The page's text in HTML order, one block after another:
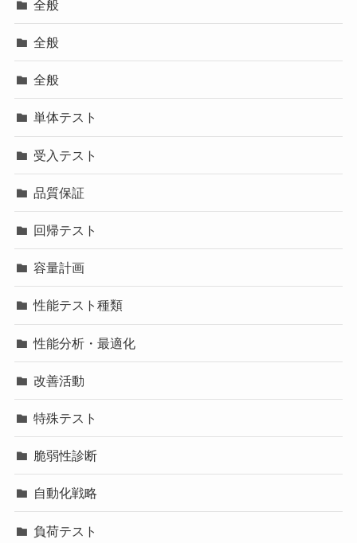
全般
全般
全般
単体テスト
受入テスト
品質保証
回帰テスト
容量計画
性能テスト種類
性能分析・最適化
改善活動
特殊テスト
脆弱性診断
自動化戦略
負荷テスト